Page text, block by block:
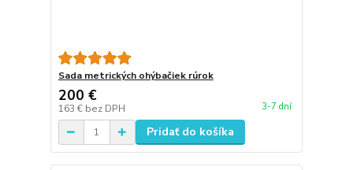
Sada metrických ohýbačiek rúrok
200 €
163 € bez DPH 3-7 dní
Pridať do košíka